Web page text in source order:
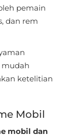
pemain
dan rem
mudah
ketelitian
Mobil
mobil dan